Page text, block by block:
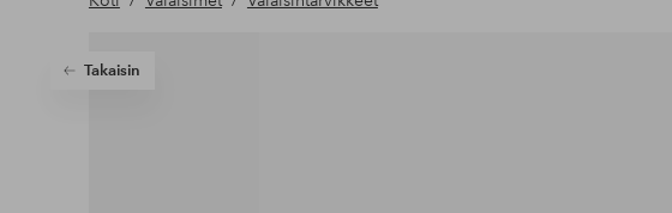
Takaisin